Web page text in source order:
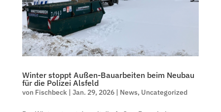
Winter stoppt Außen-Bauarbeiten beim Neubau
für die Polizei Alsfeld
von Fischbeck| Jan. 29, 2026| News, Uncategorized